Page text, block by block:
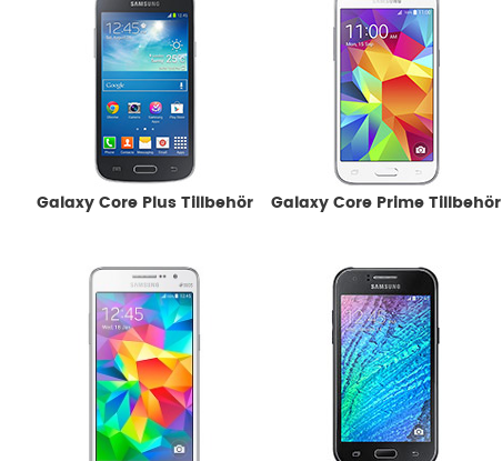
Galaxy Core Plus Tillbehör Galaxy Core Prime Tillbehör